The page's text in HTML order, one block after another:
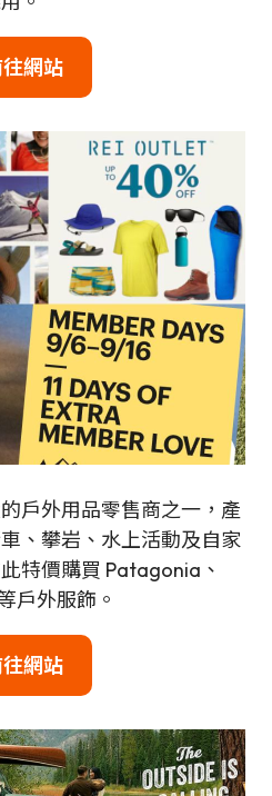
網站
戶外用品零售商之一，產
、攀岩、水上活動及自家
特價購買 Patagonia、
戶外服飾。
網站